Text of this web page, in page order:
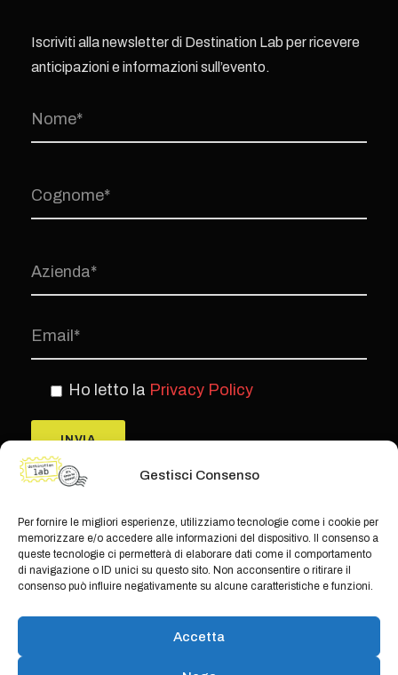
Gestisci Consenso
Per fornire le migliori esperienze, utilizziamo tecnologie come i cookie per
memorizzare e/o accedere alle informazioni del dispositivo. Il consenso a
queste tecnologie ci permetterà di elaborare dati come il comportamento
di navigazione o ID unici su questo sito. Non acconsentire o ritirare il
consenso può influire negativamente su alcune caratteristiche e funzioni.
Accetta
Iscriviti alla newsletter di Destination Lab per ricevere
anticipazioni e informazioni sull’evento.
Ho letto la Privacy Policy